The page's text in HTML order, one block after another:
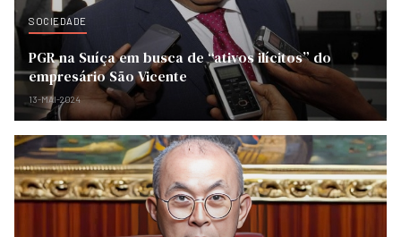
SOCIEDADE
PGR na Suíça em busca de “ativos ilícitos” do
empresário São Vicente
13-MAI-2024